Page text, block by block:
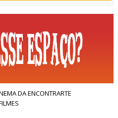
DA ENCONTRARTE